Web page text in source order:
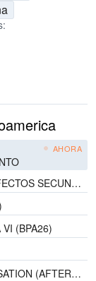
AHORA
SECUNDARIOS
VI (BPA26)
RADIO EDIT)